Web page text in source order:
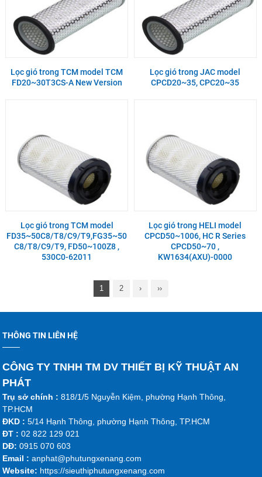
Lọc gió trong TCM model TCM
FD20~30T3CS-A New Version
Lọc gió trong JAC model
CPCD20~35, CPC20~35
Lọc gió trong TCM model
FD35~50C8/T8/C9/T9,FG35~50
C8/T8/C9/T9, FD50~100Z8 ,
530C0-62011
Lọc gió trong HELI model
CPCD50~1006, HC R Series
CPCD50~70 ,
KW1634(AXU)-0000
1 2 › ››
THÔNG TIN LIÊN HỆ
CÔNG TY TNHH TM DV THIẾT BỊ KỸ THUẬT AN
PHÁT
Trụ sở chính : 818/1/5 Nguyễn Kiệm, phường Hạnh Thông,
TP.HCM
ĐKD :5/14 Hạnh Thông, phường Hạnh Thông, TP.HCM
ĐT : 02 822 129 021
DĐ:0915 070 603
Email :anphat@phutungxenang.com
Website: https://sieuthiphutungxenang.com